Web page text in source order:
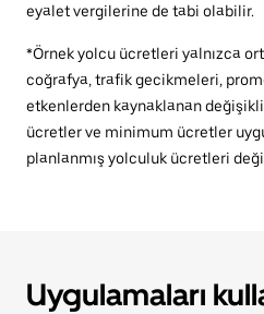
eyalet vergilerine de tabi olabilir.
*Örnek yolcu ücretleri yalnızca
coğrafya, trafik gecikmeleri,
etkenlerden kaynaklanan
ücretler ve minimum ücretler
planlanmış yolculuk ücretleri
Uygulamaları